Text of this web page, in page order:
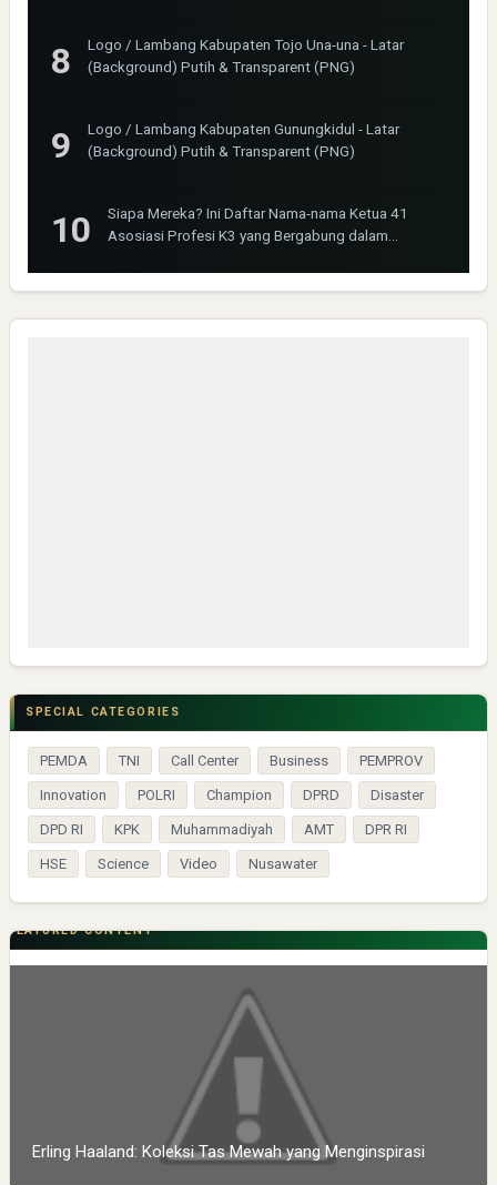
Logo / Lambang Kabupaten Tojo Una-una - Latar
(Background) Putih & Transparent (PNG)
Logo / Lambang Kabupaten Gunungkidul - Latar
(Background) Putih & Transparent (PNG)
Siapa Mereka? Ini Daftar Nama-nama Ketua 41
Asosiasi Profesi K3 yang Bergabung dalam
SPECIAL CATEGORIES
PEMDA TNI Call Center Business PEMPROV
Innovation POLRI Champion DPRD Disaster
DPD RI KPK Muhammadiyah AMT DPR RI
HSE Science Video Nusawater
FEATURED CONTENT
Erling Haaland: Koleksi Tas Mewah yang Menginspirasi